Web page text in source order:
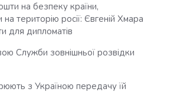
на безпеку країни,
територію росії: Євгеній Хмара
для дипломатів
Служби зовнішньої розвідки
з Україною передачу їй